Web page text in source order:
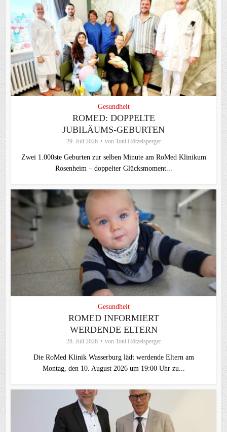
Gesundheit
ROMED: DOPPELTE
JUBILÄUMS-GEBURTEN
29. Juli 2026 von Toni Hötzelsperger
Zwei 1.000ste Geburten zur selben Minute am RoMed Klinikum
Rosenheim – doppelter Glücksmoment...
Gesundheit
ROMED INFORMIERT
WERDENDE ELTERN
28. Juli 2026 von Toni Hötzelsperger
Die RoMed Klinik Wasserburg lädt werdende Eltern am
Montag, den 10. August 2026 um 19:00 Uhr zu...